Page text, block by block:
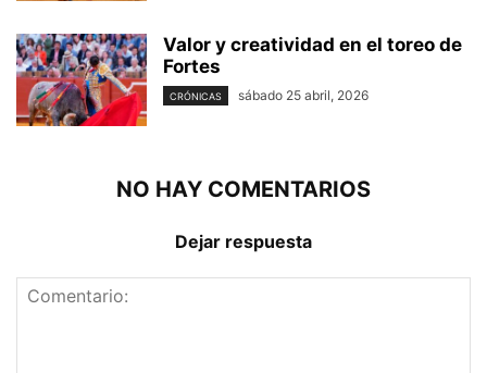
Valor y creatividad en el toreo de
Fortes
CRÓNICAS sábado 25 abril, 2026
NO HAY COMENTARIOS
Dejar respuesta